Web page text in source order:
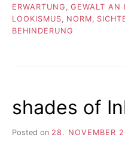
ERWARTUNG
GEWALT AN
LOOKISMUS
NORM
BEHINDERUNG
shades of
Posted on 28. NOVEMBER